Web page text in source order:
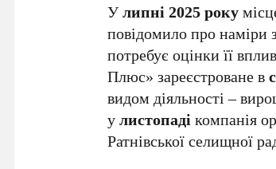
Улипні 2025 року
повідомило про наміри
потребує оцінки її
Плюс» зареєстроване в
видом діяльності –
улистопадікомпанія
Ратнівської селищної